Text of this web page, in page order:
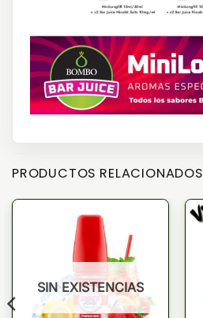
PRODUCTOS RELACIONADOS
SIN EXISTENCIAS